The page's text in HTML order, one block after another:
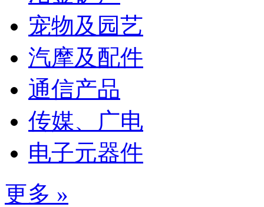
宠物及园艺
汽摩及配件
通信产品
传媒、广电
电子元器件
更多 »